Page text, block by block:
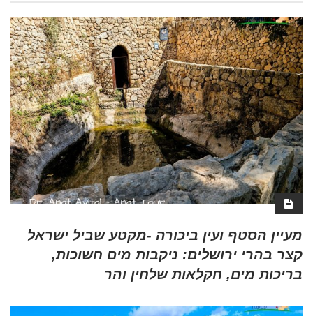
מעיין הסטף ועין ביכורה -מקטע שביל ישראל
קצר בהרי ירושלים: ניקבות מים חשוכות,
בריכות מים, חקלאות שלחין והר